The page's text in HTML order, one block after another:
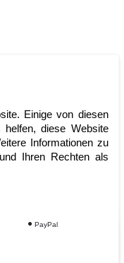
Einige von diesen
diese Website
Informationen zu
Ihren Rechten als
PayPal